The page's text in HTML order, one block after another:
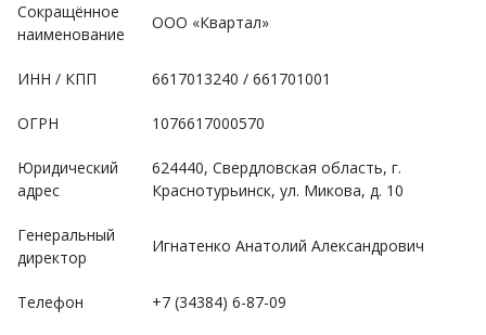
Сокращённое
наименование
ООО «Квартал»
ИНН / КПП 6617013240 / 661701001
ОГРН 1076617000570
Юридический
адрес
624440, Свердловская область, г.
Краснотурьинск, ул. Микова, д. 10
Генеральный
директор
Игнатенко Анатолий Александрович
Телефон +7 (34384) 6-87-09